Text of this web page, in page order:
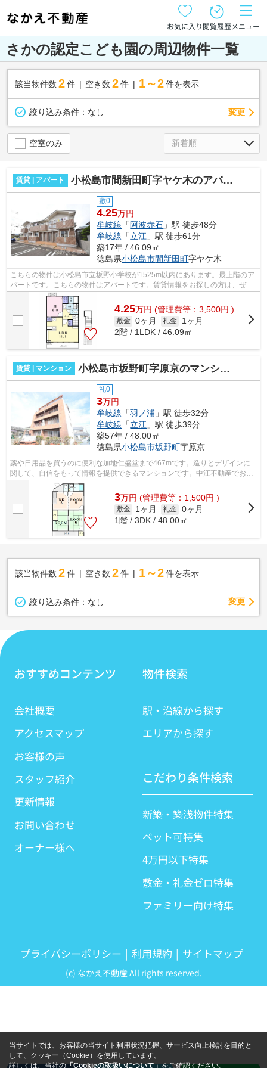
お気に入り閲覧履歴メニュー
さかの認定こども園の周辺物件一覧
該当物件数 2件 空き数 2 件 1～2 件を表示
絞り込み条件： なし 変更
空室のみ
賃貸 | アパート 小松島市間新田町字ヤケ木のアパート
敷0
4.25万円
牟岐線 「 阿波赤石 」駅 徒歩48分
牟岐線 「立江 」駅 徒歩61分
築17年 / 46.09㎡
徳島県小松島市間新田町字ヤケ木
こちらの物件は小松島市立坂野小学校が1525m以内にあります。最上階のア
パートです。こちらの物件はアパートです。賃貸情報をお探しの方は、ぜひ
当社にご連絡下さい。多種多様な物件情...
4.25万円 (管理費等：3,500円 )
敷金 0ヶ月 礼金
1ヶ月
2階 / 1LDK / 46.09㎡
賃貸 | マンション 小松島市坂野町字原京のマンション
礼0
3万円
牟岐線 「羽ノ浦 」駅 徒歩32分
牟岐線 「立江 」駅 徒歩39分
築57年 / 48.00㎡
徳島県小松島市坂野町字原京
薬や日用品を買うのに便利な加地仁盛堂まで467mです。造りとデザインに
関して、自信をもって情報を提供できるマンションです。中江不動産でお客
様の希望する物件を探しませんか？ご不...
3万円 (管理費等：1,500円 )
敷金 1ヶ月 礼金 0ヶ月
1階 / 3DK / 48.00㎡
該当物件数 2件 空き数 2 件 1～2 件を表示
絞り込み条件： なし 変更
おすすめコンテンツ
会社概要
アクセスマップ
お客様の声
スタッフ紹介
更新情報
お問い合わせ
オーナー様へ
物件検索
駅・沿線から探す
エリアから探す
こだわり条件検索
新築・築浅物件特集
ペット可特集
4万円以下特集
敷金・礼金ゼロ特集
ファミリー向け特集
プライバシーポリシー 利用規約 サイトマップ
(c) なかえ不動産 All rights reserved.
当サイトでは、お客様の当サイト利用状況把握、サービス向上検討を目的と
して、クッキー（Cookie）を使用しています。
詳しくは、当社の「Cookieの取扱いについて」をご確認ください。